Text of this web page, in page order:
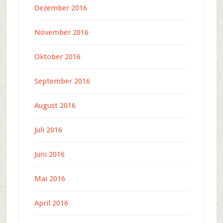
Dezember 2016
November 2016
Oktober 2016
September 2016
August 2016
Juli 2016
Juni 2016
Mai 2016
April 2016